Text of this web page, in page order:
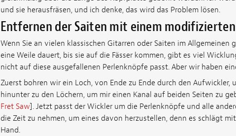
und sie herausfräsen, und ich denke, das wird das Problem lösen.
Entfernen der Saiten mit einem
Wenn Sie an vielen klassischen Gitarren oder Saiten im Allgemeinen
eine Weile dauert, bis sie auf die Fässer kommen, gibt es viel
nicht auf diese ausgefallenen Perlenknöpfe passt. Aber wir haben
Zuerst bohren wir ein Loch, von Ende zu Ende durch den Aufwickler,
hinunter zu den Löchern, um mir einen Kanal auf beiden Seiten zu
Fret Saw]. Jetzt passt der Wickler um die Perlenknöpfe und alle
die Zeit zu nehmen, um eines davon herzustellen, denn es schlägt
Hand.